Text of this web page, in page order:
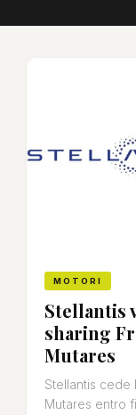
MOTORI
Stellantis
sharing
Mutares
Stellantis cede
Mutares entro